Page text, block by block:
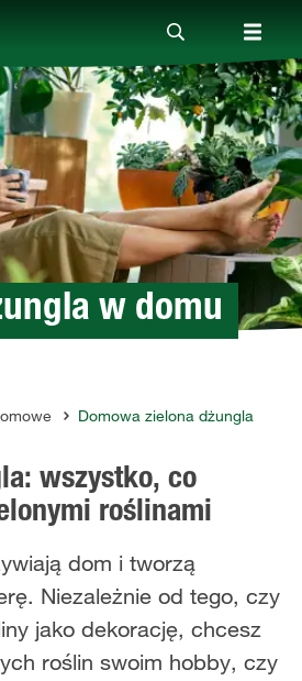
w domu
Domowa zielona dżungla
wszystko, co
roślinami
dom i tworzą
Niezależnie od tego, czy
jako dekorację, chcesz
roślin swoim hobby, czy